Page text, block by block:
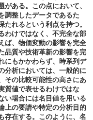
ある。この点において、
調整したデータであるた
れるという利点を持つ。
わけではなく、不完全な部
ば、物価変動の影響を完全
品質や技術革新の影響を完
にもかかわらず、時系列デ
分析においては、一般的に
その比較可能性の高さにあ
質値で表せるわけではな
い場合には名目値を用いる
上の要請や特定の分析目的
存在する。このように、名